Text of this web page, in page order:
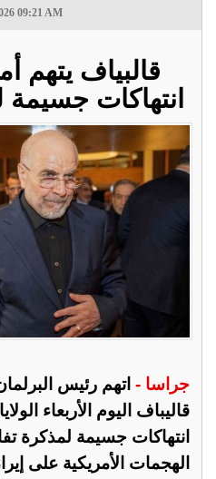
09:21 AM
قالبياف يتهم
انتهاكات جسيمة
جراسا - اتهم رئيس
قاليباف اليوم الأربعاء
انتهاكات جسيمة لمذكرة
الهجمات الأمريكية على